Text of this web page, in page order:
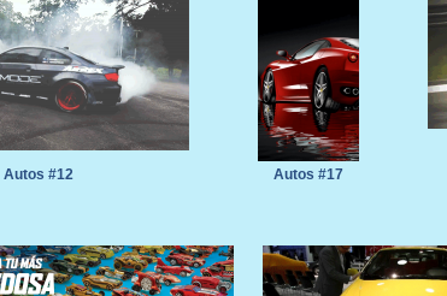
Autos #12 Autos #17